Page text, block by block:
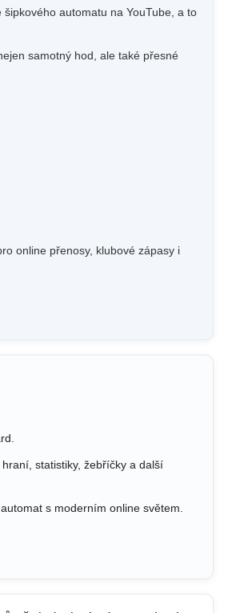
automatu na YouTube, a to
samotný hod, ale také přesné
online přenosy, klubové zápasy i
statistiky, žebříčky a další
s moderním online světem.